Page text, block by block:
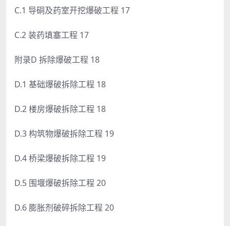
C.1 导硐及药室开挖爆破工程 17
C.2 装药填塞工程 17
附录D 拆除爆破工程 18
D.1 基础爆破拆除工程 18
D.2 楼房爆破拆除工程 18
D.3 构筑物爆破拆除工程 19
D.4 桥梁爆破拆除工程 19
D.5 围堰爆破拆除工程 20
D.6 膨胀剂破碎拆除工程 20